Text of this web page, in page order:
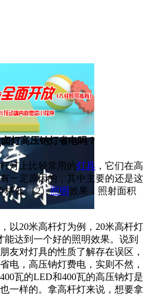
灯高压钠灯省电吗？
灯上比较常用的灯具 ，它们在高
一定原因的，其中主要的还是这
格低 （2）照明效果：照射面积
以20米高杆灯为例，20米高杆灯
能达到一个好的照明效果。说到
友对灯具的性质了解存在误区，
电，高压钠灯费电，实则不然，
瓦的LED和400瓦的高压钠灯是
一样的。拿高杆灯来说，想要拿